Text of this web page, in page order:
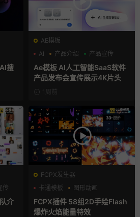
搜
AE模板
AI
产品介绍 产品宣传
Ae模板 AI人工智能SaaS软件
产品发布会宣传展示4K片头
1周前
传
介
FCPX发生器
卡通模板
图形动画
手绘风
FCPX插件 58组2D手绘Flash
爆炸火焰能量特效